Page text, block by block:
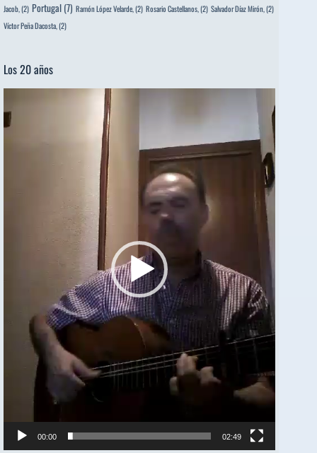
Jacob, (2) Portugal (7) Ramón López Velarde, (2) Rosario Castellanos, (2) Salvador Díaz Mirón, (2)
Víctor Peña Dacosta, (2)
Los 20 años
de
vídeo
00:00 02:49